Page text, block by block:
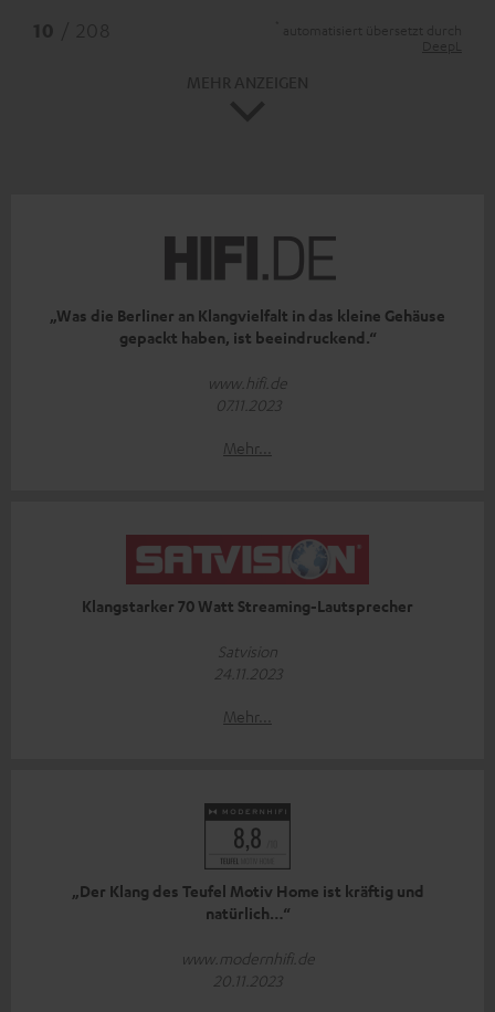
„Was die Berliner an Klangvielfalt in das kleine Gehäuse
gepackt haben, ist beeindruckend.“
www.hifi.de
07.11.2023
Mehr...
Klangstarker 70 Watt Streaming-Lautsprecher
Satvision
24.11.2023
Mehr...
„Der Klang des Teufel Motiv Home ist kräftig und
natürlich…“
www.modernhifi.de
20.11.2023